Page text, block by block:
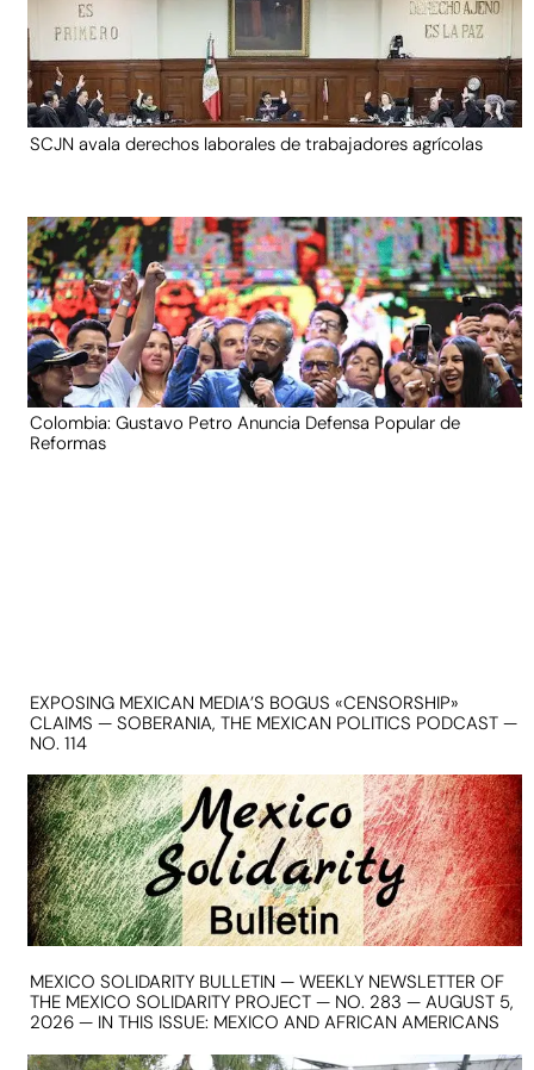
SCJN avala derechos laborales de trabajadores agrícolas
Colombia: Gustavo Petro Anuncia Defensa Popular de
Reformas
EXPOSING MEXICAN MEDIA’S BOGUS «CENSORSHIP»
CLAIMS — SOBERANIA, THE MEXICAN POLITICS PODCAST —
NO. 114
MEXICO SOLIDARITY BULLETIN — WEEKLY NEWSLETTER OF
THE MEXICO SOLIDARITY PROJECT — NO. 283 — AUGUST 5,
2026 — IN THIS ISSUE: MEXICO AND AFRICAN AMERICANS